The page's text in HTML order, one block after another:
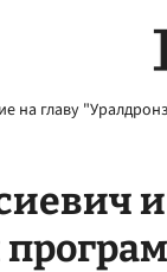
на главу